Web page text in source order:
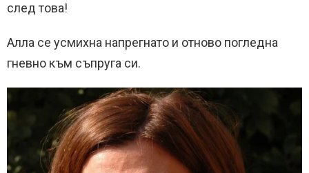
след това!
Алла се усмихна напрегнато и отново погледна
гневно към съпруга си.